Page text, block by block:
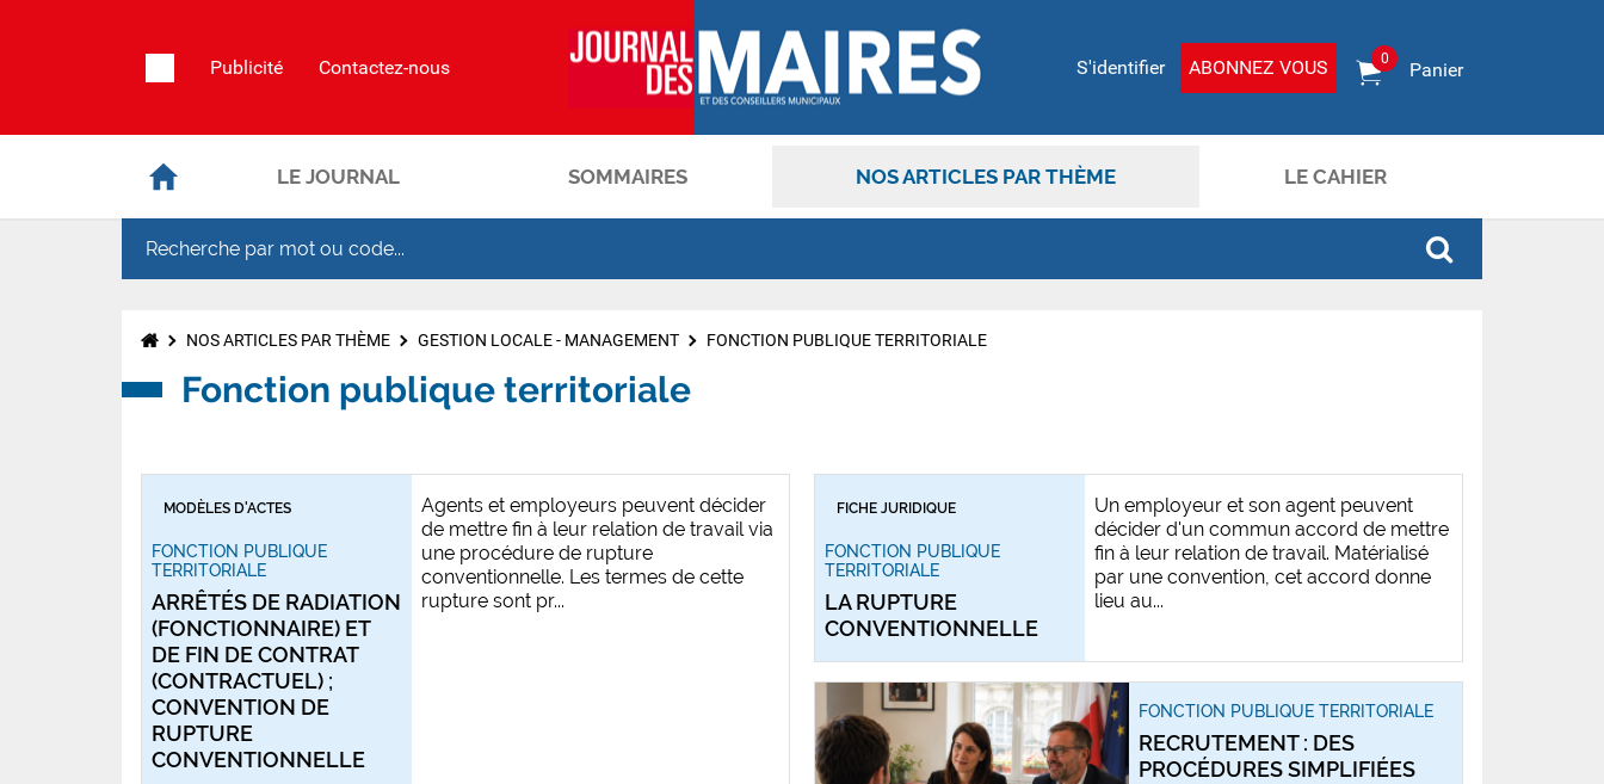
Publicité Contactez-nous S'identifier ABONNEZ VOUS Panier
0
LE JOURNAL SOMMAIRES NOS ARTICLES PAR THÈME LE CAHIER
NOS ARTICLES PAR THÈME GESTION LOCALE - MANAGEMENT FONCTION PUBLIQUE TERRITORIALE
Fonction publique territoriale
MODÈLES D'ACTES
FONCTION PUBLIQUE
TERRITORIALE
ARRÊTÉS DE RADIATION
(FONCTIONNAIRE) ET
DE FIN DE CONTRAT
(CONTRACTUEL) ;
CONVENTION DE
RUPTURE
CONVENTIONNELLE
Agents et employeurs peuvent décider
de mettre fin à leur relation de travail via
une procédure de rupture
conventionnelle. Les termes de cette
rupture sont pr...
FICHE JURIDIQUE
FONCTION PUBLIQUE
TERRITORIALE
LA RUPTURE
CONVENTIONNELLE
Un employeur et son agent peuvent
décider d'un commun accord de mettre
fin à leur relation de travail. Matérialisé
par une convention, cet accord donne
lieu au...
FONCTION PUBLIQUE TERRITORIALE
RECRUTEMENT : DES
PROCÉDURES SIMPLIFIÉES